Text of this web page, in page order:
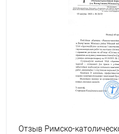
Отзыв Римско-